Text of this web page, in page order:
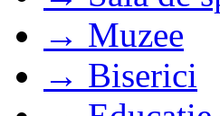
→ Muzee
→ Biserici